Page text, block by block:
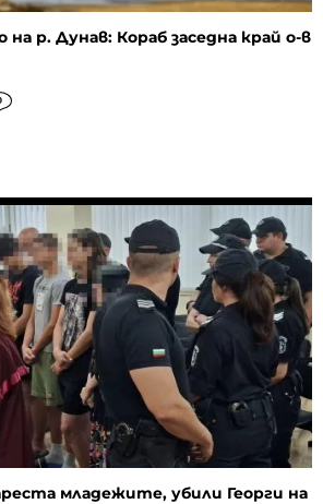
р. Дунав: Кораб заседна край о-в
младежите, убили Георги на